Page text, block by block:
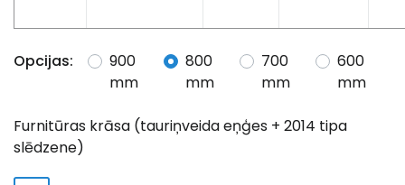
Opcijas:
900
mm
800
mm
700
mm
600
mm
Furnitūras krāsa (tauriņveida eņģes + 2014 tipa
slēdzene)